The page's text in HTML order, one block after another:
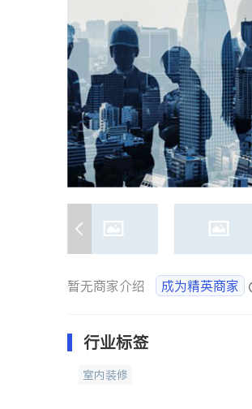
暂无商家介绍 成为精英商家
行业标签
室内装修